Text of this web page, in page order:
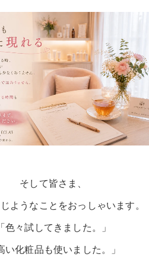
そして皆さま、
ようなことをおっしゃいます。
「色々試してきました。」
い化粧品も使いました。」